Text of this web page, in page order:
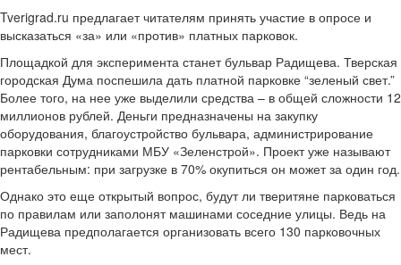
Tverigrad.ru предлагает читателям принять участие в опросе и
высказаться «за» или «против» платных парковок.
Площадкой для эксперимента станет бульвар Радищева. Тверская
городская Дума поспешила дать платной парковке “зеленый свет.”
Более того, на нее уже выделили средства – в общей сложности 12
миллионов рублей. Деньги предназначены на закупку
оборудования, благоустройство бульвара, администрирование
парковки сотрудниками МБУ «Зеленстрой». Проект уже называют
рентабельным: при загрузке в 70% окупиться он может за один год.
Однако это еще открытый вопрос, будут ли тверитяне парковаться
по правилам или заполонят машинами соседние улицы. Ведь на
Радищева предполагается организовать всего 130 парковочных
мест.